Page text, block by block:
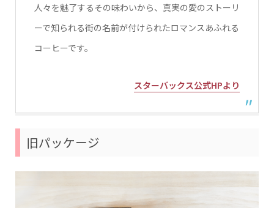
人々を魅了するその味わいから、真実の愛のストーリ
ーで知られる街の名前が付けられたロマンスあふれる
コーヒーです。
スターバックス公式HPより
旧パッケージ